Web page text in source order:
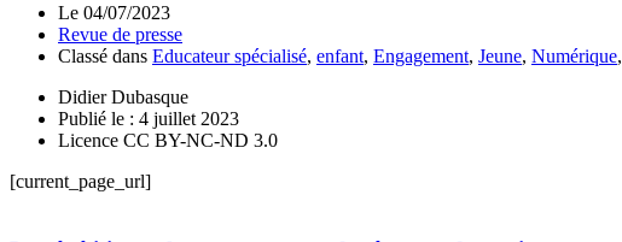
Le 04/07/2023
Revue de presse
Classé dans Educateur spécialisé, enfant, Engagement, Jeune, Numérique,
Didier Dubasque
Publié le : 4 juillet 2023
Licence CC BY-NC-ND 3.0
[current_page_url]